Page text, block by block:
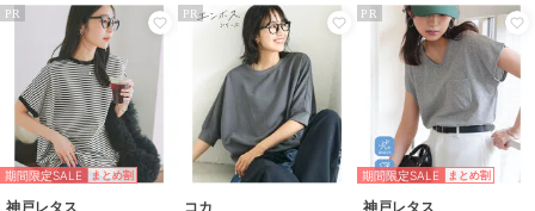
PR
期間限定SALE まとめ割
神戸レタス
PR
コカ
PR
期間限定SALE まとめ割
神戸レタス